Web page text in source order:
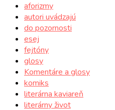
aforizmy
autori uvádzajú
do pozornosti
esej
fejtóny
glosy
Komentáre a glosy
komiks
literárna kaviareň
literárny život